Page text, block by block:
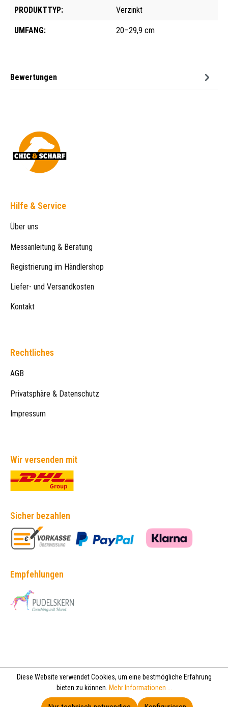
PRODUKTTYP: Verzinkt
UMFANG: 20–29,9 cm
Bewertungen
Hilfe & Service
Über uns
Messanleitung & Beratung
Registrierung im Händlershop
Liefer- und Versandkosten
Kontakt
Rechtliches
AGB
Privatsphäre & Datenschutz
Impressum
Wir versenden mit
Sicher bezahlen
Empfehlungen
Diese Website verwendet Cookies, um eine bestmögliche Erfahrung
bieten zu können. Mehr Informationen ...